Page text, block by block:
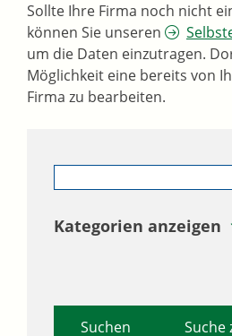
Sollte Ihre Firma noch nicht
können Sie unseren
um die Daten einzutragen.
Möglichkeit eine bereits von
Firma zu bearbeiten.
Kategorien anzeigen
Suche